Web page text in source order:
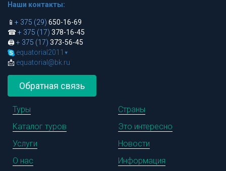
Наши контакты:
📱 + 375 (29) 650-16-69
☎+ 375 (17) 378-16-45
🖨+ 375 (17) 373-56-45
equatorial2011 ▾
📩 equatorial@bk.ru
Обратная связь
Туры
Страны
Каталог туров
Это интересно
Услуги
Новости
О нас
Информация